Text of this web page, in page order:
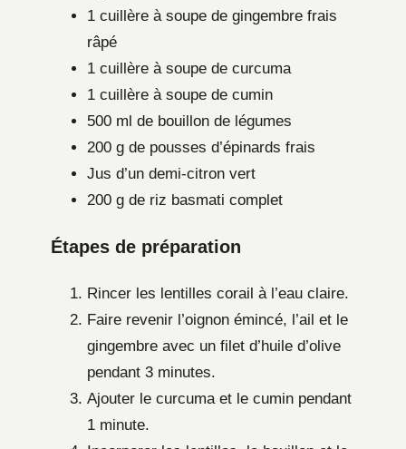
1 cuillère à soupe de gingembre frais
râpé
1 cuillère à soupe de curcuma
1 cuillère à soupe de cumin
500 ml de bouillon de légumes
200 g de pousses d’épinards frais
Jus d’un demi-citron vert
200 g de riz basmati complet
Étapes de préparation
Rincer les lentilles corail à l’eau claire.
Faire revenir l’oignon émincé, l’ail et le
gingembre avec un filet d’huile d’olive
pendant 3 minutes.
Ajouter le curcuma et le cumin pendant
1 minute.